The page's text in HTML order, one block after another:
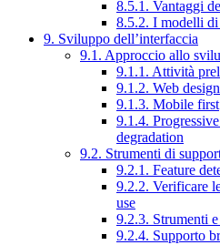
8.5.1. Vantaggi
8.5.2. I modelli
9. Sviluppo dell’interfaccia
9.1. Approccio allo
9.1.1. Attività
9.1.2. Web
9.1.3. Mobile first
9.1.4.
degradation
9.2. Strumenti di
9.2.1. Feature
9.2.2. Verificare
use
9.2.3. Strumenti
9.2.4. Supporto